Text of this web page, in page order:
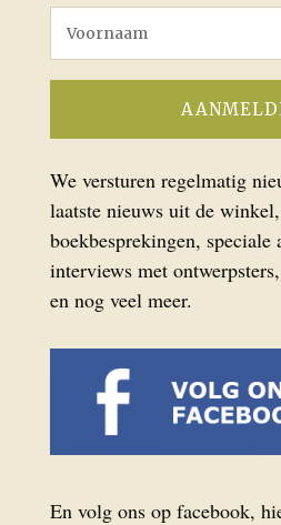
We versturen regelmatig
laatste nieuws uit de
boekbesprekingen, speciale
interviews met
en nog veel meer.
En volg ons op facebook,